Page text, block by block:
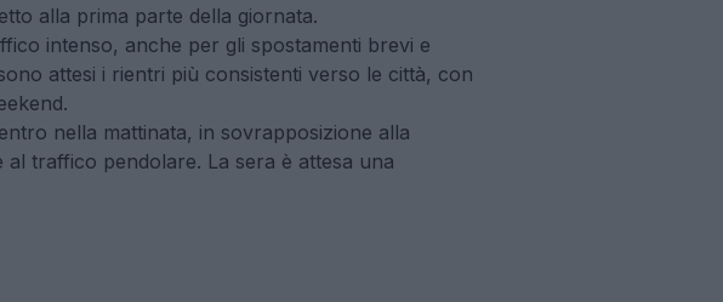
alla prima parte della giornata.
intenso, anche per gli spostamenti brevi e
attesi i rientri più consistenti verso le città, con
nella mattinata, in sovrapposizione alla
al traffico pendolare. La sera è attesa una